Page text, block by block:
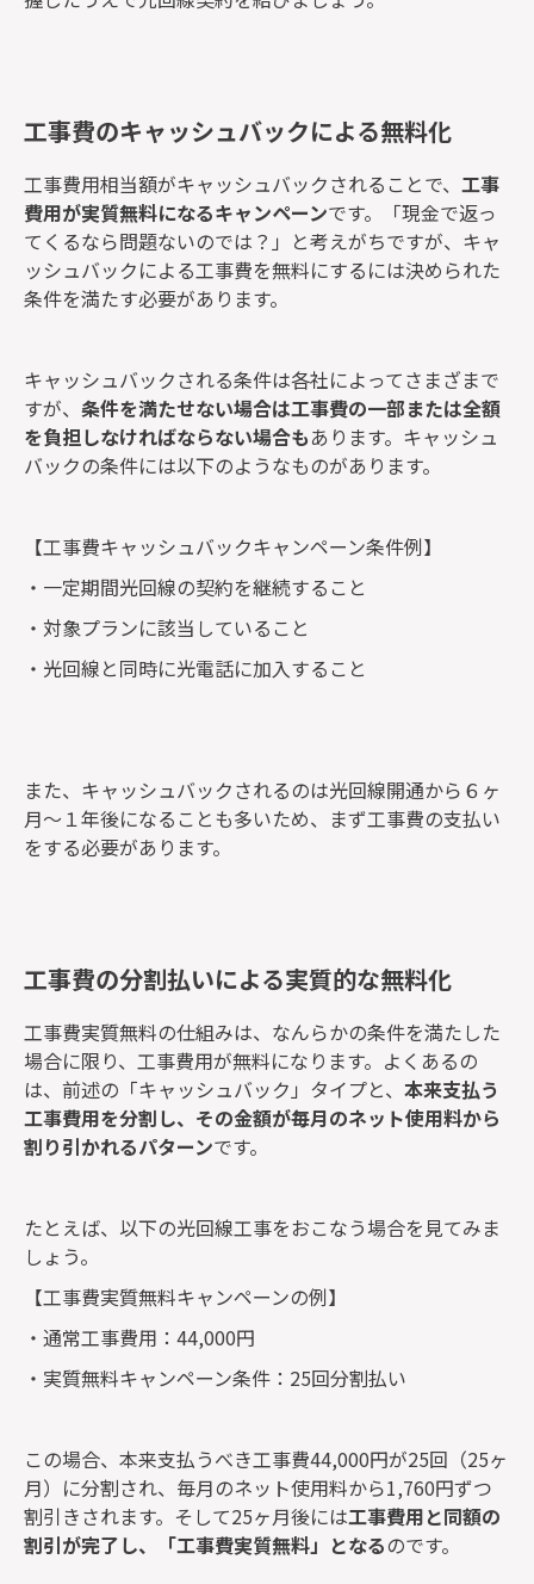
工事費のキャッシュバックによる無料化
工事費用相当額がキャッシュバックされることで、 工事
費用が実質無料になるキャンペーンです。「現金で返っ
てくるなら問題ないのでは？」と考えがちですが、キャ
ッシュバックによる工事費を無料にするには決められた
条件を満たす必要があります。
キャッシュバックされる条件は各社によってさまざまで
すが、 条件を満たせない場合は工事費の一部または全額
を負担しなければならない場合もあります。キャッシュ
バックの条件には以下のようなものがあります。
【工事費キャッシュバックキャンペーン条件例】
・一定期間光回線の契約を継続すること
・対象プランに該当していること
・光回線と同時に光電話に加入すること
また、キャッシュバックされるのは光回線開通から６ヶ
月～１年後になることも多いため、まず工事費の支払い
をする必要があります。
工事費の分割払いによる実質的な無料化
工事費実質無料の仕組みは、なんらかの条件を満たした
場合に限り、工事費用が無料になります。よくあるの
は、前述の「キャッシュバック」タイプと、 本来支払う
工事費用を分割し、その金額が毎月のネット使用料から
割り引かれるパターンです。
たとえば、以下の光回線工事をおこなう場合を見てみま
しょう。
【工事費実質無料キャンペーンの例】
・通常工事費用：44,000円
・実質無料キャンペーン条件：25回分割払い
この場合、本来支払うべき工事費44,000円が25回（25ヶ
月）に分割され、毎月のネット使用料から1,760円ずつ
割引きされます。そして25ヶ月後には工事費用と同額の
割引が完了し、「工事費実質無料」となるのです。